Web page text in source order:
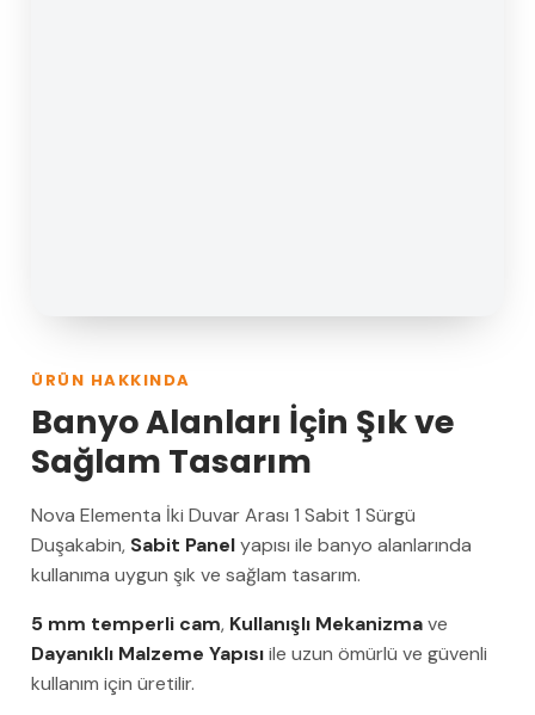
ÜRÜN HAKKINDA
Banyo Alanları İçin Şık ve
Sağlam Tasarım
Nova Elementa İki Duvar Arası 1 Sabit 1 Sürgü
Duşakabin, Sabit Panelyapısı ile banyo alanlarında
kullanıma uygun şık ve sağlam tasarım.
5 mm temperli cam, Kullanışlı Mekanizmave
Dayanıklı Malzeme Yapısıile uzun ömürlü ve güvenli
kullanım için üretilir.